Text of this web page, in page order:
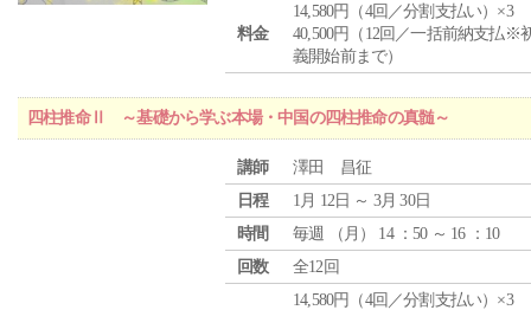
料金
14,580円（4回／分割支払い）×3
40,500円（12回／一括前納支払※
義開始前まで）
四柱推命Ⅱ ～基礎から学ぶ本場・中国の四柱推命の真髄～
講師
澤田 昌征
日程
1月 12日 ～ 3月 30日
時間
毎週 （ 月 ） 14 ：50 ～ 16 ：10
回数
全12回
14,580円（4回／分割支払い）×3